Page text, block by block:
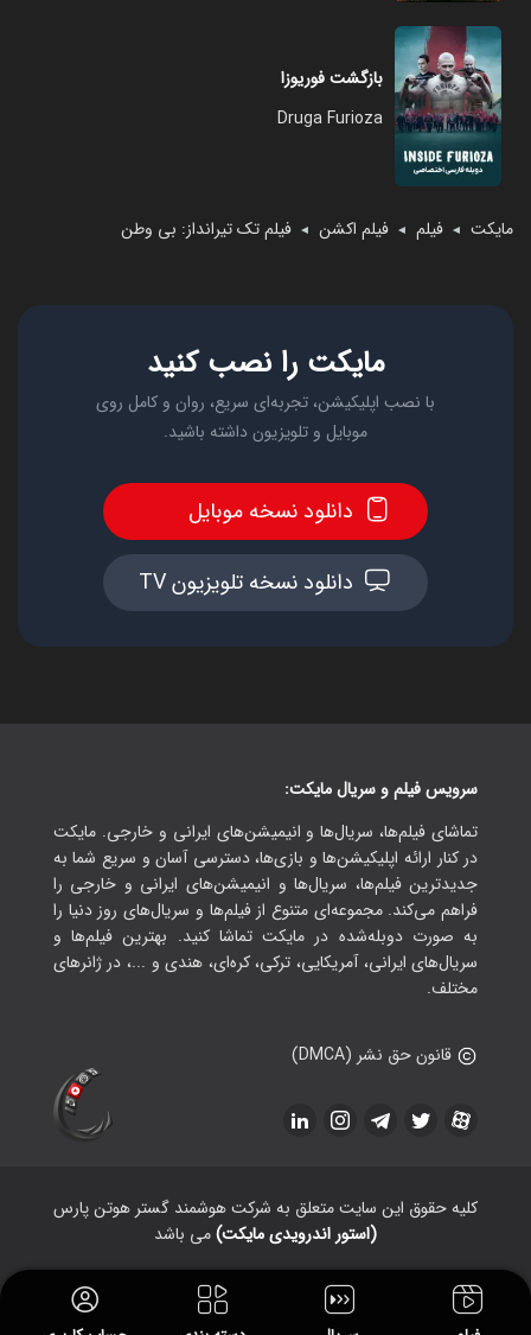
مایکت ◄ فیلم ◄ فیلم اکشن ◄ فیلم تک‌ تیرانداز: بی‌ وطن
بازگشت فوریوزا
Druga Furioza
مایکت را نصب کنید
با نصب اپلیکیشن، تجربه‌ای سریع، روان و کامل روی
موبایل و تلویزیون داشته باشید.
دانلود نسخه موبایل
دانلود نسخه تلویزیون TV
سرویس فیلم و سریال مایکت:
تماشای فیلم‌ها، سریال‌ها و انیمیشن‌های ایرانی و خارجی. مایکت
در کنار ارائه اپلیکیشن‌ها و بازی‌ها، دسترسی آسان و سریع شما به
جدیدترین فیلم‌ها، سریال‌ها و انیمیشن‌های ایرانی و خارجی را
فراهم می‌کند. مجموعه‌ای متنوع از فیلم‌ها و سریال‌های روز دنیا را
به صورت دوبله‌شده در مایکت تماشا کنید. بهترین فیلم‌ها و
سریال‌های ایرانی، آمریکایی، ترکی، کره‌ای، هندی و ...، در ژانرهای
مختلف.
قانون حق نشر (DMCA)
کلیه حقوق این سایت متعلق به شرکت هوشمند گستر هوتن پارس
(استور اندرویدی مایکت)می باشد